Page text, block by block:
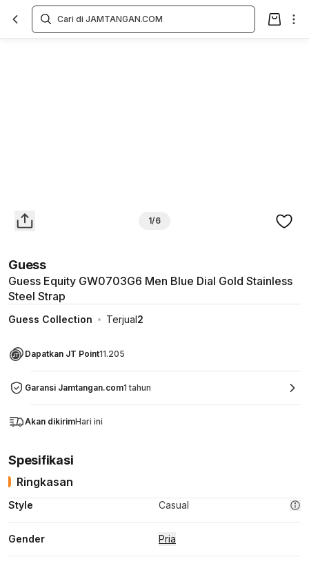
1/6
Guess
Guess Equity GW0703G6 Men Blue Dial Gold Stainless
Steel Strap
Guess Collection Terjual2
Dapatkan JT Point11.205
Garansi Jamtangan.com1 tahun
Akan dikirimHari ini
Spesifikasi
Ringkasan
Style Casual
Gender Pria